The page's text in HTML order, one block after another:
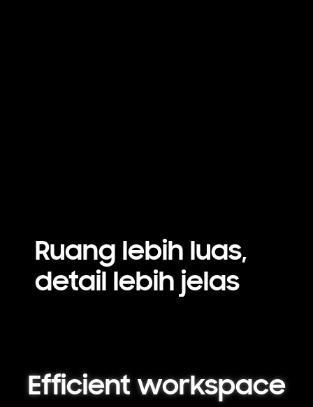
Ruang lebih luas,
detail lebih jelas
Efficient workspace